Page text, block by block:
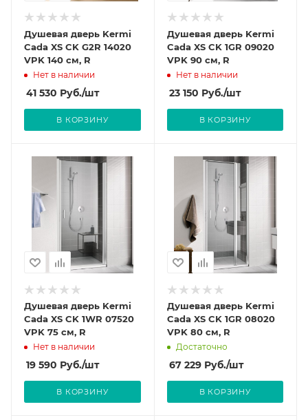
Душевая дверь Kermi
Cada XS CK G2R 14020
VPK 140 см, R
Нет в наличии
41 530 Руб./шт
В КОРЗИНУ
Душевая дверь Kermi
Cada XS CK 1GR 09020
VPK 90 см, R
Нет в наличии
23 150 Руб./шт
В КОРЗИНУ
Душевая дверь Kermi
Cada XS CK 1WR 07520
VPK 75 см, R
Нет в наличии
19 590 Руб./шт
В КОРЗИНУ
Душевая дверь Kermi
Cada XS CK 1GR 08020
VPK 80 см, R
Достаточно
67 229Руб./шт
В КОРЗИНУ